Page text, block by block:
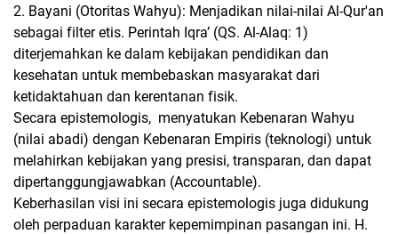
2. Bayani (Otoritas Wahyu): Menjadikan nilai-nilai Al-Qur'an
sebagai filter etis. Perintah Iqra’ (QS. Al-Alaq: 1)
diterjemahkan ke dalam kebijakan pendidikan dan
kesehatan untuk membebaskan masyarakat dari
ketidaktahuan dan kerentanan fisik.
Secara epistemologis, menyatukan Kebenaran Wahyu
(nilai abadi) dengan Kebenaran Empiris (teknologi) untuk
melahirkan kebijakan yang presisi, transparan, dan dapat
dipertanggungjawabkan (Accountable).
Keberhasilan visi ini secara epistemologis juga didukung
oleh perpaduan karakter kepemimpinan pasangan ini. H.